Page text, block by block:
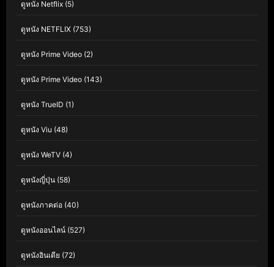
ดูหนัง Netflix (5)
ดูหนัง NETFLIX (753)
ดูหนัง Prime Video (2)
ดูหนัง Prime Video (143)
ดูหนัง TrueID (1)
ดูหนัง Viu (48)
ดูหนัง WeTV (4)
ดูหนังญี่ปุ่น (58)
ดูหนังภาคต่อ (40)
ดูหนังออนไลน์ (527)
ดูหนังอินเดีย (72)